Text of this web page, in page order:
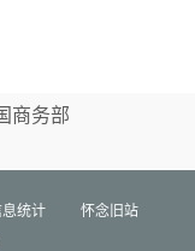
商务部
统计
怀念旧站